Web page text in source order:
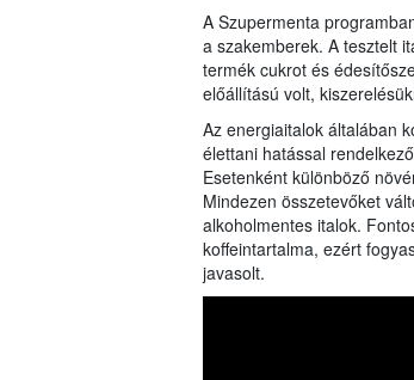
A Szupermenta
a szakemberek. A tesztelt
termék cukrot és
előállítású volt,
Az energiaitalok általában
élettani hatással
Esetenként különböző
Mindezen összetevőket
alkoholmentes italok.
koffeintartalma, ezért
javasolt.